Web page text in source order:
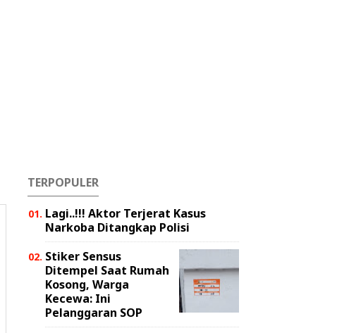
TERPOPULER
Lagi..!!! Aktor Terjerat Kasus
Narkoba Ditangkap Polisi
Stiker Sensus
Ditempel Saat Rumah
Kosong, Warga
Kecewa: Ini
Pelanggaran SOP